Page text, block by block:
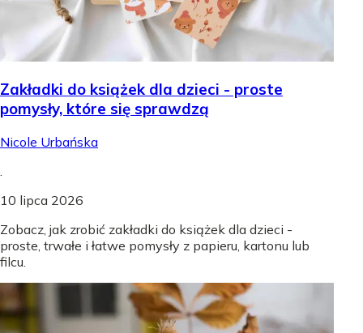
Zakładki do książek dla dzieci - proste
pomysły, które się sprawdzą
Nicole Urbańska
10 lipca 2026
Zobacz, jak zrobić zakładki do książek dla dzieci -
proste, trwałe i łatwe pomysły z papieru, kartonu lub
filcu.